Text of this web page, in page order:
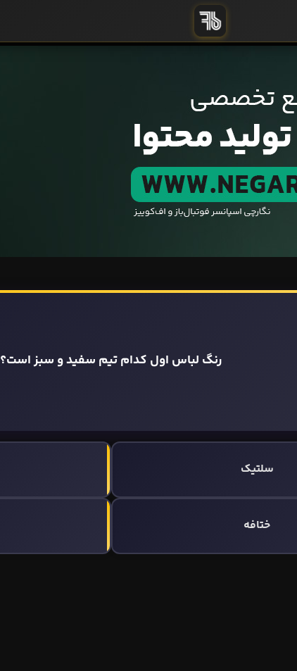
رنگ لباس اول کدام تیم سفید و سبز است؟
سلتیک
ختافه